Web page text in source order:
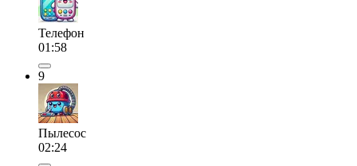
Телефон
01:58
9
Пылесос
02:24